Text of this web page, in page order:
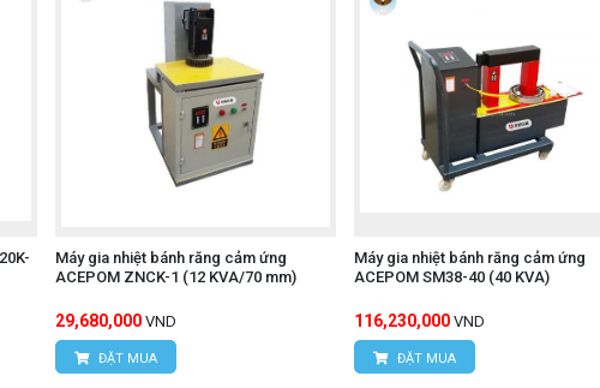
Máy gia nhiệt bánh răng cảm ứng
ACEPOM ZNCK-1 (12 KVA/70 mm)
29,680,000 VND
ĐẶT MUA
Máy gia nhiệt bánh răng cảm ứng
ACEPOM SM38-40 (40 KVA)
116,230,000 VND
ĐẶT MUA